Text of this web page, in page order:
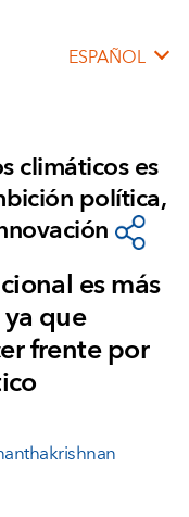
ESPAÑOL
climáticos es
política,
es más
que
frente por